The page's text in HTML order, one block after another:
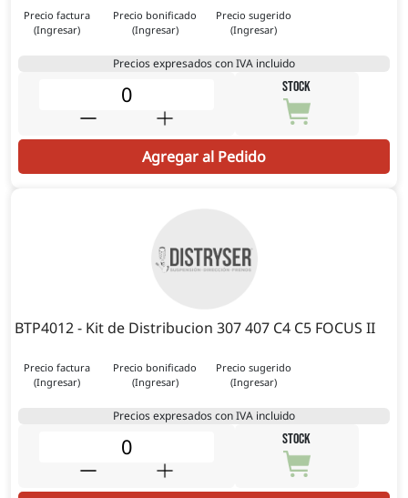
Precio factura
(Ingresar)
Precio bonificado
(Ingresar)
Precio sugerido
(Ingresar)
Precios expresados con IVA incluido
STOCK
Agregar al Pedido
BTP4012 - Kit de Distribucion 307 407 C4 C5 FOCUS II
Precio factura
(Ingresar)
Precio bonificado
(Ingresar)
Precio sugerido
(Ingresar)
Precios expresados con IVA incluido
STOCK